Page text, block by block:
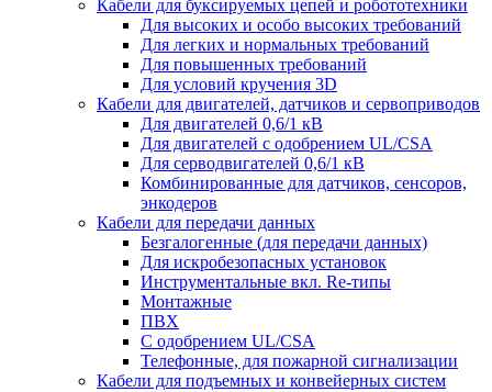
Кабели для буксируемых цепей и робототехники
Для высоких и особо высоких требований
Для легких и нормальных требований
Для повышенных требований
Для условий кручения 3D
Кабели для двигателей, датчиков и сервоприводов
Для двигателей 0,6/1 кВ
Для двигателей с одобрением UL/CSA
Для серводвигателей 0,6/1 кВ
Комбинированные для датчиков, cенсоров,
энкодеров
Кабели для передачи данных
Безгалогенные (для передачи данных)
Для искробезопасных установок
Инструментальные вкл. Re-типы
Монтажные
ПВХ
С одобрением UL/CSA
Телефонные, для пожарной сигнализации
Кабели для подъемных и конвейерных систем